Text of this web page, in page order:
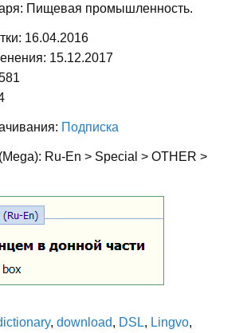
Пищевая промышленность.
16.04.2016
15.12.2017
Подписка
Ru-En > Special > OTHER >
, download, DSL, Lingvo,